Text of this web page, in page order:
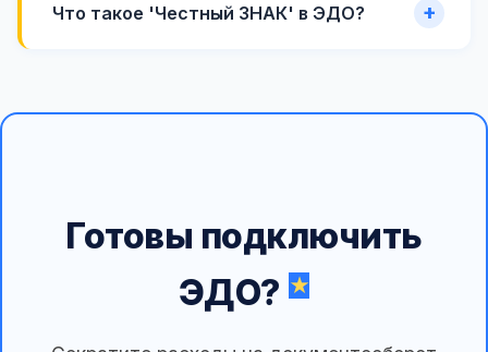
Что такое 'Честный ЗНАК' в ЭДО?
Готовы подключить
ЭДО?